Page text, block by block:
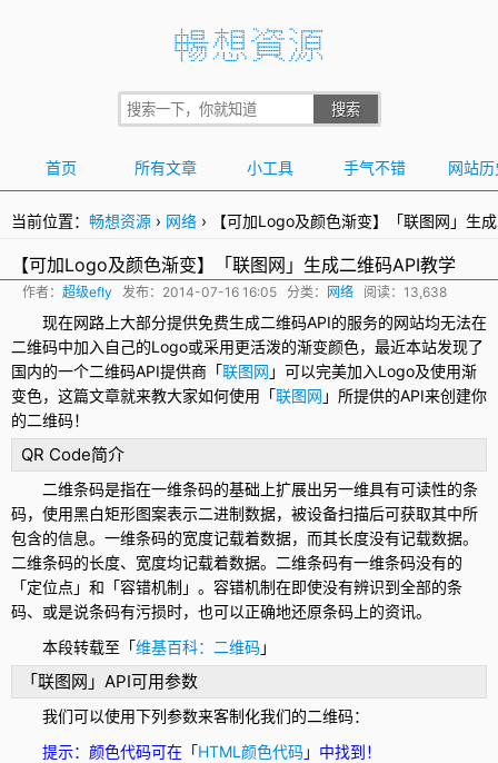
首页 所有文章 小工具 手气不错 网站历
当前位置： 畅想资源 › 网络 › 【可加Logo及颜色渐变】「联图网」生
【可加Logo及颜色渐变】「联图网」生成二维码API教学
作者： 超级efly 发布： 2014-07-16 16:05 分类： 网络 阅读：13,638
现在网路上大部分提供免费生成二维码API的服务的网站均无法在
二维码中加入自己的Logo或采用更活泼的渐变颜色，最近本站发现了
国内的一个二维码API提供商「联图网 」可以完美加入Logo及使用渐
变色，这篇文章就来教大家如何使用「联图网 」所提供的API来创建你
的二维码！
QR Code简介
二维条码是指在一维条码的基础上扩展出另一维具有可读性的条
码，使用黑白矩形图案表示二进制数据，被设备扫描后可获取其中所
包含的信息。一维条码的宽度记载着数据，而其长度没有记载数据。
二维条码的长度、宽度均记载着数据。二维条码有一维条码没有的
「定位点」和「容错机制」。容错机制在即使没有辨识到全部的条
码、或是说条码有污损时，也可以正确地还原条码上的资讯。
本段转载至「维基百科：二维码」
「联图网」API可用参数
我们可以使用下列参数来客制化我们的二维码：
提示：颜色代码可在「HTML颜色代码」中找到！